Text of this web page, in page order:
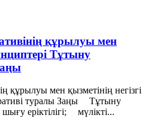
құрылуы мен
Тұтыну
құрылуы мен қызметiнiң негiзгі
туралы Заңы Тұтыну
шығу ерiктiлiгi; мүлiктi...